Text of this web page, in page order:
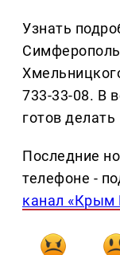
Узнать
733-33-08. В
готов
Последние
телефоне -
канал «Крым